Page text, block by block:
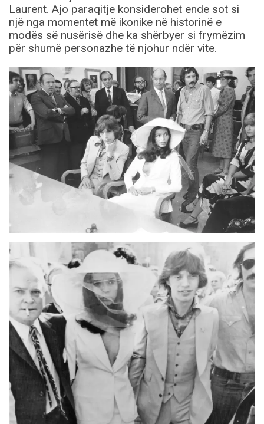
Laurent. Ajo paraqitje konsiderohet ende sot si
një nga momentet më ikonike në historinë e
modës së nusërisë dhe ka shërbyer si frymëzim
për shumë personazhe të njohur ndër vite.